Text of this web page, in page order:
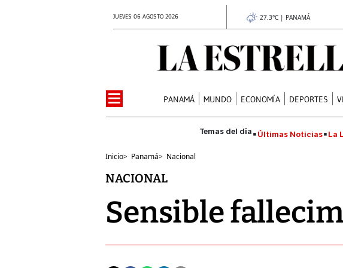
JUEVES 06 AGOSTO 2026 27.3°C | PANAMÁ
PANAMÁ MUNDO ECONOMÍA DEPORTES
Últimas Noticias La
Inicio> Panamá> Nacional
NACIONAL
Sensible